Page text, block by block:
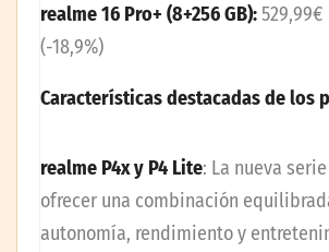
realme 16 Pro+ (8+256 GB):
(-18,9%)
Características destacadas de los
realme P4x y P4 Lite: La nueva
ofrecer una combinación
autonomía, rendimiento y